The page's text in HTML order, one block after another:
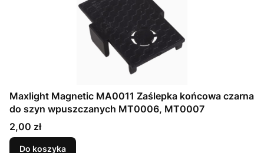
Maxlight Magnetic MA0011 Zaślepka końcowa czarna
do szyn wpuszczanych MT0006, MT0007
Cena
2,00 zł
Do koszyka